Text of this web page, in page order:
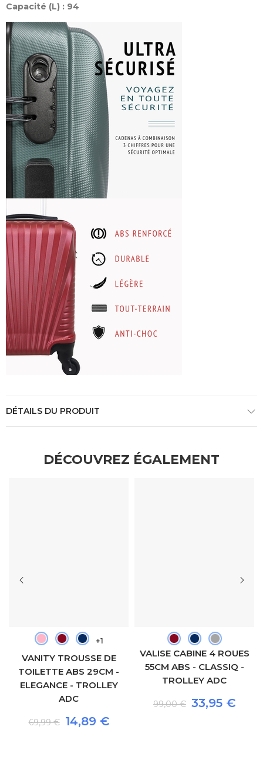
Capacité (L) : 94
DÉTAILS DU PRODUIT
DÉCOUVREZ ÉGALEMENT
+1
VANITY TROUSSE DE
TOILETTE ABS 29CM -
ELEGANCE - TROLLEY
ADC
69,99 € 14,89 €
VALISE CABINE 4 ROUES
55CM ABS - CLASSIQ -
TROLLEY ADC
99,00 € 33,95 €